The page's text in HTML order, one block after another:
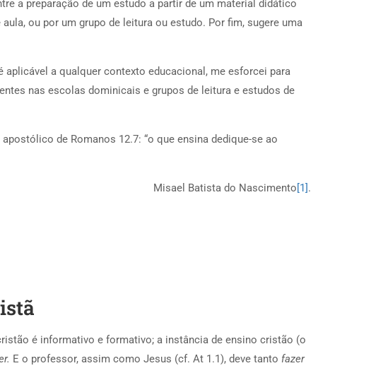
a preparação de um estudo a partir de um material didático
ou por um grupo de leitura ou estudo. Por fim, sugere uma
a qualquer contexto educacional, me esforcei para
nas escolas dominicais e grupos de leitura e estudos de
de Romanos 12.7: “o que ensina dedique-se ao
Misael Batista do Nascimento[1].
é informativo e formativo; a instância de ensino cristão (o
E o professor, assim como Jesus (cf. At 1.1), deve tanto fazer